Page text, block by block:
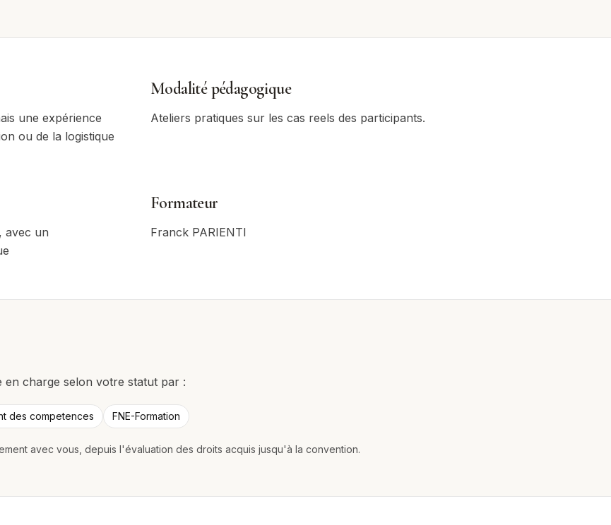
une expérience
ou de la logistique
Modalité pédagogique
Ateliers pratiques sur les cas reels des participants.
avec un
Formateur
Franck PARIENTI
charge selon votre statut par :
des competences FNE-Formation
avec vous, depuis l'évaluation des droits acquis jusqu'à la convention.